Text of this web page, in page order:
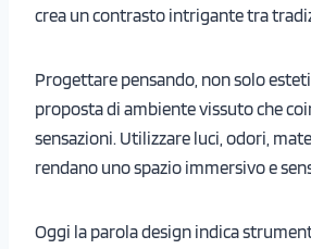
crea un contrasto intrigante tra
Progettare pensando, non solo
proposta di ambiente vissuto che
sensazioni. Utilizzare luci, odori,
rendano uno spazio immersivo e
Oggi la parola design indica